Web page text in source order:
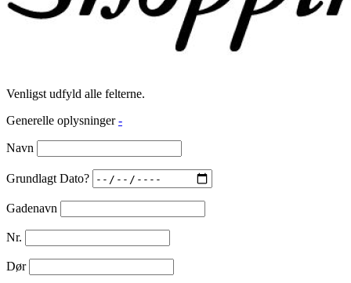
Venligst udfyld alle felterne.
Generelle oplysninger -
Navn
Grundlagt Dato?
Gadenavn
Nr.
Dør